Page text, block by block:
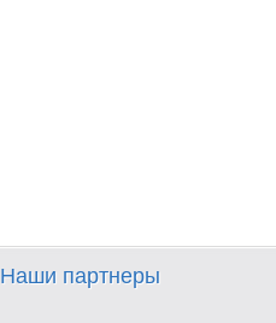
Наши партнеры